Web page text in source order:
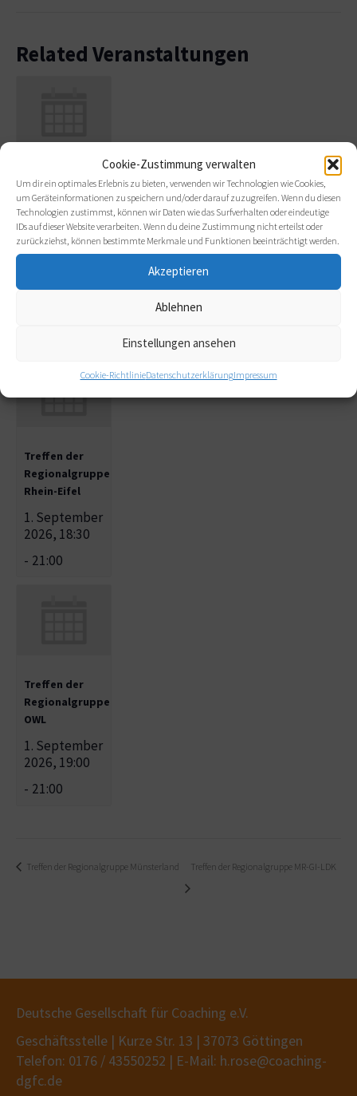
Cookie-Zustimmung verwalten
Um dir ein optimales Erlebnis zu bieten, verwenden wir Technologien wie Cookies,
um Geräteinformationen zu speichern und/oder darauf zuzugreifen. Wenn du diesen
Technologien zustimmst, können wir Daten wie das Surfverhalten oder eindeutige
IDs auf dieser Website verarbeiten. Wenn du deine Zustimmung nicht erteilst oder
zurückziehst, können bestimmte Merkmale und Funktionen beeinträchtigt werden.
Akzeptieren
Ablehnen
Einstellungen ansehen
Cookie-RichtlinieDatenschutzerklärungImpressum
Related Veranstaltungen
Treffen der
Regionalgruppe
Nord in Hamburg-
Niendorf
28. August
Treffen der
Regionalgruppe
Rhein-Eifel
1. September
2026, 18:30
- 21:00
Treffen der
Regionalgruppe
OWL
1. September
2026, 19:00
- 21:00
Treffen der Regionalgruppe Münsterland Treffen der Regionalgruppe MR-GI-LDK
Deutsche Gesellschaft für Coaching e.V.
Geschäftsstelle | Kurze Str. 13 | 37073 Göttingen
Telefon: 0176 / 43550252 | E-Mail: h.rose@coaching-
dgfc.de